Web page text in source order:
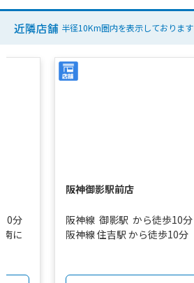
近隣店舗 半径10Km圏内を表示しております
分
に
阪神御影駅前店
阪神線 御影駅 から徒歩10分
阪神線 住吉駅 から徒歩10分